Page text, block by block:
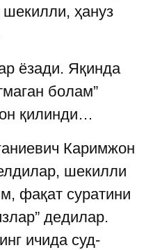
ҳануз
ёзади. Яқинда
болам”
қилинди…
Каримжон
шекилли
фақат суратини
дедилар.
ичида суд-